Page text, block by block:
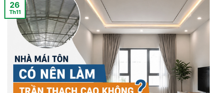
26
Th11